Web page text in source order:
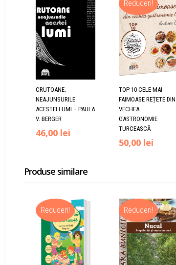
CRUTOANE.
NEAJUNSURILE
ACESTEI LUMI – PAULA
V. BERGER
46,00 lei
Reduceri!
TOP 10 CELE MAI
FAIMOASE REȚETE DIN
VECHEA
GASTRONOMIE
TURCEASCĂ
Prețul
65,00 lei.
50,00 lei
Produse similare
Reduceri! Reduceri!